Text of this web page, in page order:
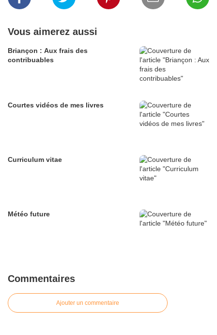
Vous aimerez aussi
Briançon : Aux frais des
contribuables
Courtes vidéos de mes livres
Curriculum vitae
Météo future
Commentaires
Ajouter un commentaire